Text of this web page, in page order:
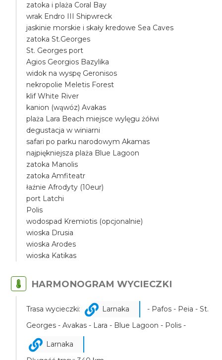
zatoka i plaża Coral Bay
wrak Endro III Shipwreck
jaskinie morskie i skały kredowe Sea Caves
zatoka St.Georges
St. Georges port
Agios Georgios Bazylika
widok na wyspę Geronisos
nekropolie Meletis Forest
klif White River
kanion (wąwóz) Avakas
plaża Lara Beach miejsce wylęgu żółwi
degustacja w winiarni
safari po parku narodowym Akamas
najpiękniejsza plaża Blue Lagoon
zatoka Manolis
zatoka Amfiteatr
łaźnie Afrodyty (10eur)
port Latchi
Polis
wodospad Kremiotis (opcjonalnie)
wioska Drusia
wioska Arodes
wioska Katikas
HARMONOGRAM WYCIECZKI
Trasa wycieczki: Larnaka
- Pafos - Peia - St.
Georges - Avakas - Lara - Blue Lagoon - Polis -
Larnaka